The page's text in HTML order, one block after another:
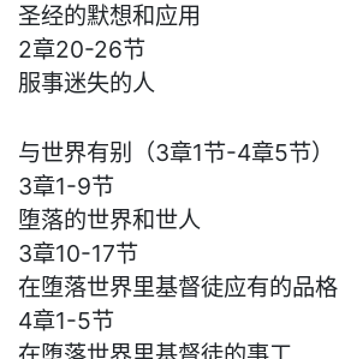
圣经的默想和应用
2章20-26节
服事迷失的人
与世界有别（3章1节-4章5节）
3章1-9节
堕落的世界和世人
3章10-17节
在堕落世界里基督徒应有的品格
4章1-5节